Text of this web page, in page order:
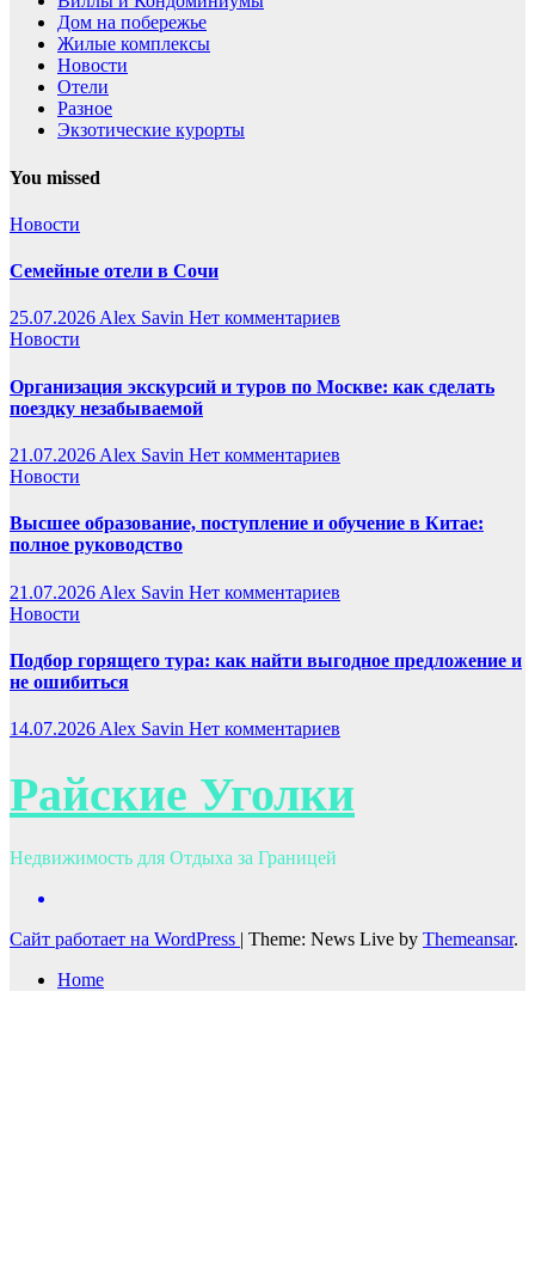
Дом на побережье
Жилые комплексы
Новости
Отели
Разное
Экзотические курорты
You missed
Новости
Семейные отели в Сочи
25.07.2026Alex Savin Нет комментариев
Новости
Организация экскурсий и туров по Москве: как сделать
поездку незабываемой
21.07.2026 Alex Savin Нет комментариев
Новости
Высшее образование, поступление и обучение в Китае:
полное руководство
21.07.2026 Alex Savin Нет комментариев
Новости
Подбор горящего тура: как найти выгодное предложение и
не ошибиться
14.07.2026 Alex Savin Нет комментариев
Райские Уголки
Недвижимость для Отдыха за Границей
Сайт работает на WordPress | Theme: News Live by Themeansar.
Home